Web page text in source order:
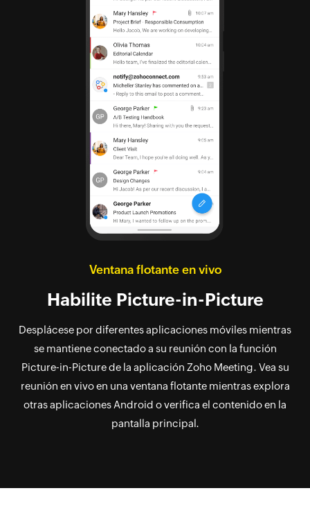
Ventana flotante en vivo
Habilite Picture-in-Picture
Desplácese por diferentes aplicaciones móviles mientras
se mantiene conectado a su reunión con la función
Picture-in-Picturede la aplicación Zoho Meeting. Vea su
reunión en vivo en una ventana flotante mientras explora
otras aplicaciones Android o verifica el contenido en la
pantalla principal.